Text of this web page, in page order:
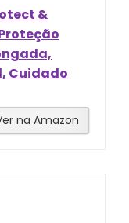
&
Cuidado
na Amazon